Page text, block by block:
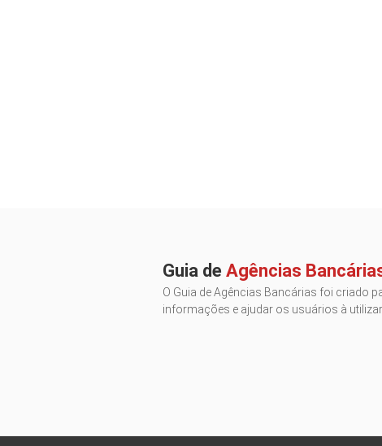
Guia de Agências
O Guia de Agências Bancárias foi criado
informações e ajudar os usuários à